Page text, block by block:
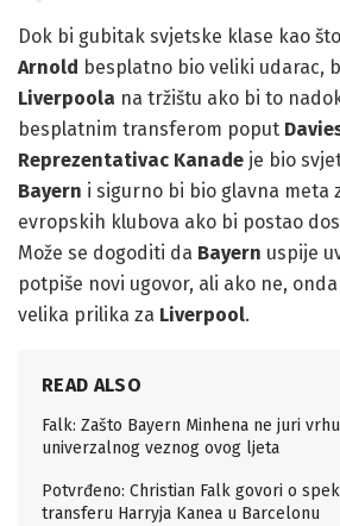
Dok bi gubitak svjetske klase kao
Arnold besplatno bio veliki udarac,
Liverpoola na tržištu ako bi to
besplatnim transferom poput
Reprezentativac Kanade je bio
Bayern i sigurno bi bio glavna meta
evropskih klubova ako bi postao
Može se dogoditi da Bayern uspije
potpiše novi ugovor, ali ako ne,
velika prilika za Liverpool.
READ ALSO
Falk: Zašto Bayern Minhena ne juri
univerzalnog veznog ovog ljeta
Potvrđeno: Christian Falk govori o
transferu Harryja Kanea u Barcelonu